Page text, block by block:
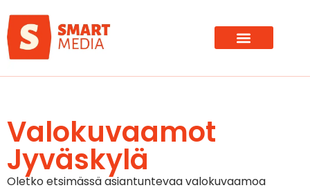
Valokuvaamot
Jyväskylä
Oletko etsimässä asiantuntevaa valokuvaamoa